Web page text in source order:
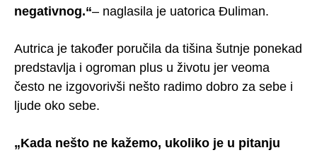
negativnog.“– naglasila je uatorica Đuliman.
Autrica je također poručila da tišina šutnje ponekad
predstavlja i ogroman plus u životu jer veoma
često ne izgovorivši nešto radimo dobro za sebe i
ljude oko sebe.
„Kada nešto ne kažemo, ukoliko je u pitanju